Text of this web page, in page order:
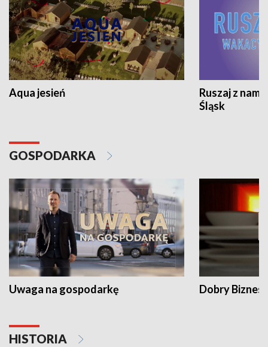
Aqua jesień
Ruszaj z
Śląsk
GOSPODARKA
Uwaga na gospodarkę Dobry Biznes
HISTORIA